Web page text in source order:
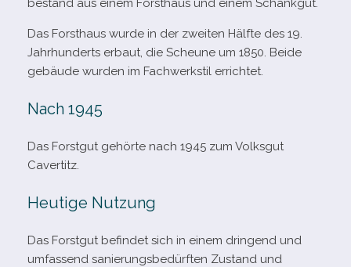
bestand aus einem Forsthaus und einem Schankgut.
Das Forsthaus wurde in der zwei­ten Hälfte des 19.
Jahrhunderts erbaut, die Scheune um 1850. Beide
gebäude wur­den im Fachwerkstil errichtet.
Nach 1945
Das Forstgut gehörte nach 1945 zum Volksgut
Cavertitz.
Heutige Nutzung
Das Forstgut befin­det sich in einem drin­gend und
umfas­send sanie­rungs­be­dürf­ten Zustand und